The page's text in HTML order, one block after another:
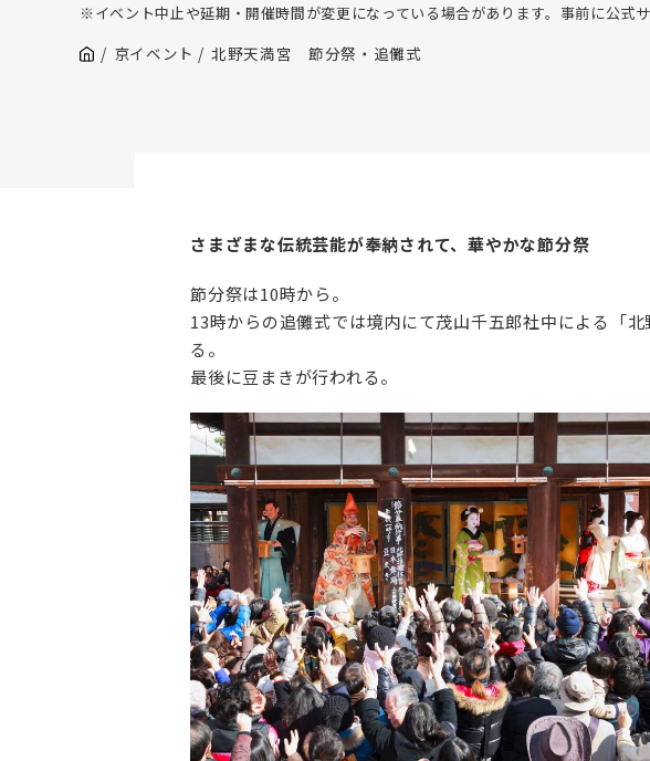
※イベント中止や延期・開催時間が変更になっている場合があります。事前に公式
京イベント 北野天満宮 節分祭・追儺式
さまざまな伝統芸能が奉納されて、華やかな節分祭
節分祭は10時から。
13時からの追儺式では境内にて茂山千五郎社中による「
る。
最後に豆まきが行われる。